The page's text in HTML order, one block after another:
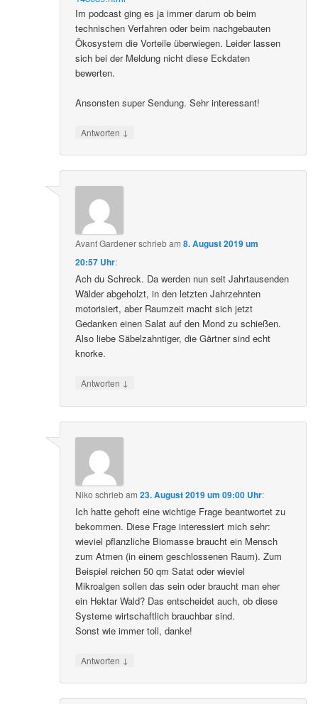
Im podcast ging es ja immer darum ob beim
technischen Verfahren oder beim nachgebauten
Ökosystem die Vorteile überwiegen. Leider lassen
sich bei der Meldung nicht diese Eckdaten
bewerten.
Ansonsten super Sendung. Sehr interessant!
Antworten ↓
Avant Gardenerschriebam8. August 2019 um
20:57 Uhr:
Ach du Schreck. Da werden nun seit Jahrtausenden
Wälder abgeholzt, in den letzten Jahrzehnten
motorisiert, aber Raumzeit macht sich jetzt
Gedanken einen Salat auf den Mond zu schießen.
Also liebe Säbelzahntiger, die Gärtner sind echt
knorke.
Antworten ↓
Niko schriebam23. August 2019 um 09:00 Uhr:
Ich hatte gehoft eine wichtige Frage beantwortet zu
bekommen. Diese Frage interessiert mich sehr:
wieviel pflanzliche Biomasse braucht ein Mensch
zum Atmen (in einem geschlossenen Raum). Zum
Beispiel reichen 50 qm Satat oder wieviel
Mikroalgen sollen das sein oder braucht man eher
ein Hektar Wald? Das entscheidet auch, ob diese
Systeme wirtschaftlich brauchbar sind.
Sonst wie immer toll, danke!
Antworten ↓